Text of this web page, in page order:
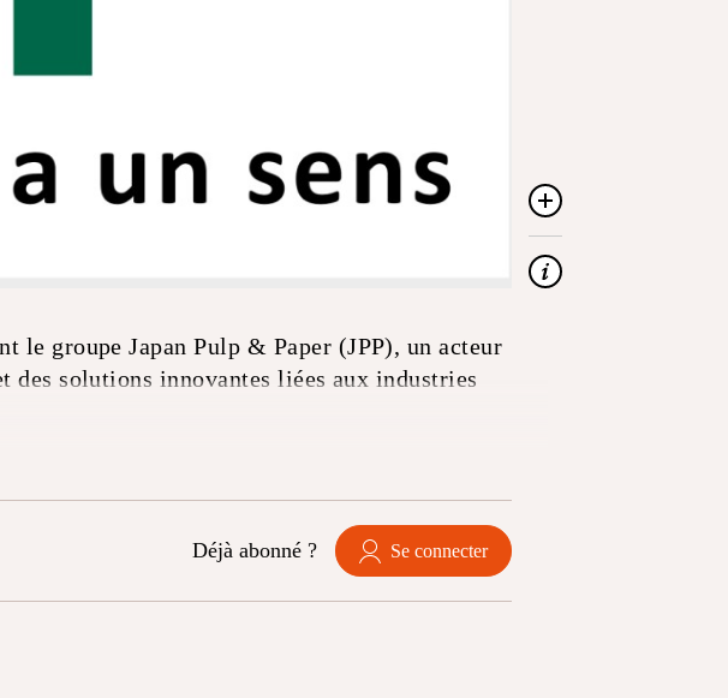
le groupe Japan Pulp & Paper (JPP), un acteur
solutions innovantes liées aux industries
Déjà abonné ? Se connecter